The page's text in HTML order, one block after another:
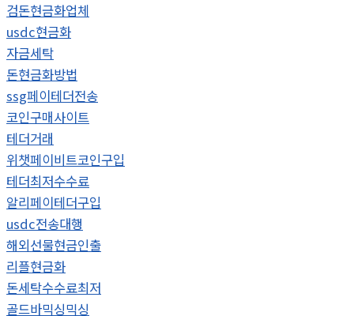
검돈현금화업체
usdc현금화
자금세탁
돈현금화방법
ssg페이테더전송
코인구매사이트
테더거래
위챗페이비트코인구입
테더최저수수료
알리페이테더구입
usdc전송대행
해외선물현금인출
리플현금화
돈세탁수수료최저
골드바믹싱믹싱